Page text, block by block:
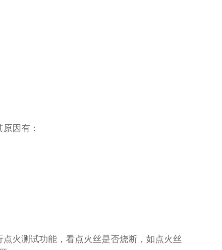
因有：
火测试功能，看点火丝是否烧断，如点火丝